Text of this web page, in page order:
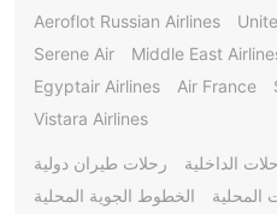
Aeroflot Russian Airlines
Middle East
Serene Air
Air France
Egyptair Airlines
Vistara Airlines
الداخلية
رحلات طيران دولية
المحلية الخطوط الجوية المحلية